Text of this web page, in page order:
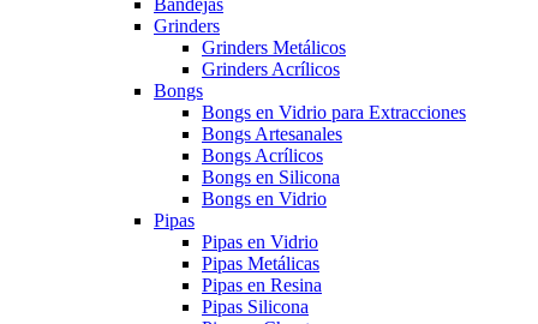
Bandejas
Grinders
Grinders Metálicos
Grinders Acrílicos
Bongs
Bongs en Vidrio para Extracciones
Bongs Artesanales
Bongs Acrílicos
Bongs en Silicona
Bongs en Vidrio
Pipas
Pipas en Vidrio
Pipas Metálicas
Pipas en Resina
Pipas Silicona